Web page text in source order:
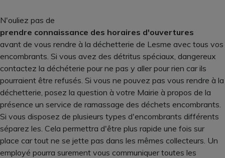
N'ouliez pas de
prendre connaissance des horaires d'ouvertures
avant de vous rendre à la déchetterie de Lesme avec tous vos
encombrants. Si vous avez des détritus spéciaux, dangereux
contactez la déchéterie pour ne pas y aller pour rien car ils
pourraient être refusés. Si vous ne pouvez pas vous rendre à la
déchetterie, posez la question à votre Mairie à propos de la
présence un service de ramassage des déchets encombrants.
Si vous disposez de plusieurs types d'encombrants différents
séparez les. Cela permettra d'être plus rapide une fois sur
place car tout ne se jette pas dans les mêmes collecteurs. Un
employé pourra surement vous communiquer toutes les